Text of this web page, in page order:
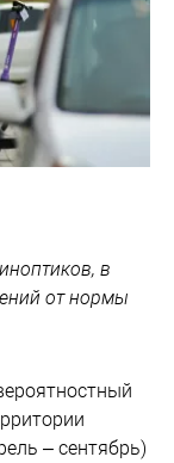
в
от нормы
– сентябрь)